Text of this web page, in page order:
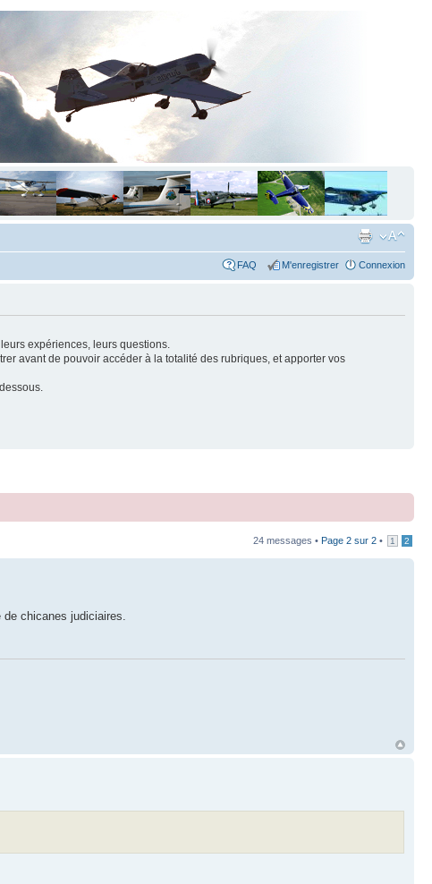
FAQ M'enregistrer Connexion
expériences, leurs questions.
avant de pouvoir accéder à la totalité des rubriques, et apporter vos
24 messages • Page 2 sur 2 • 1 2
chicanes judiciaires.